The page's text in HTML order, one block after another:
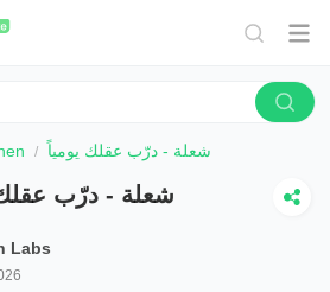
شعلة - درّب عقلك يومياً
شعلة - درّب عقلك
Labs